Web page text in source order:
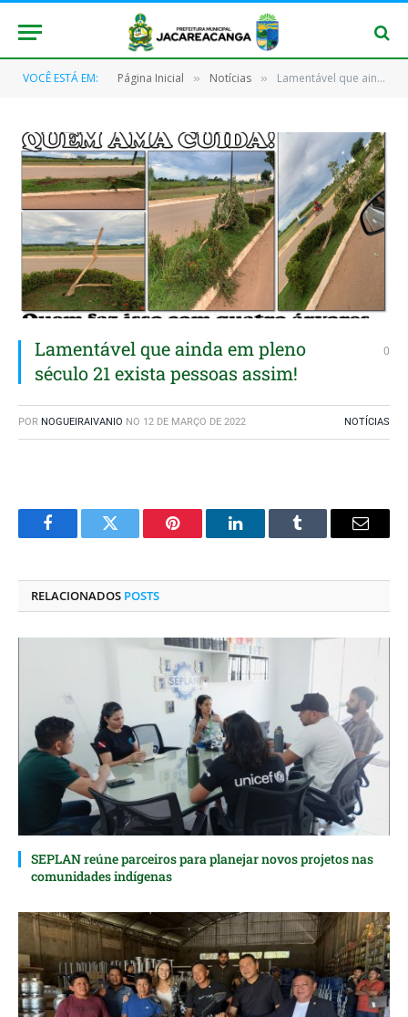
VOCÊ ESTÁ EM: Página Inicial » Notícias » Lamentável que ainda em pleno século 21 exista pessoas assim!
Lamentável que ainda em pleno
século 21 exista pessoas assim!
0
POR NOGUEIRAIVANIO NO 12 DE MARÇO DE 2022 NOTÍCIAS
FacebookTwitter Pinterest O
Tumblr
E-
RELACIONADOS POSTS
SEPLAN reúne parceiros para planejar novos projetos nas
comunidades indígenas